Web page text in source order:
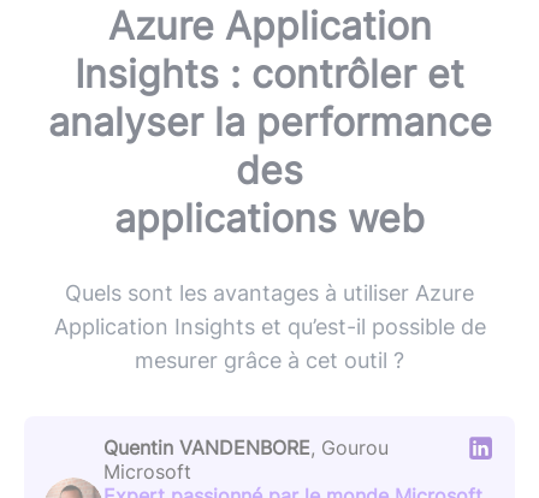
Azure Application
Insights : contrôler et
analyser la performance
des
applications web
Quels sont les avantages à utiliser Azure
Application Insights et qu’est-il possible de
mesurer grâce à cet outil ?
Quentin VANDENBORE, Gourou
Microsoft